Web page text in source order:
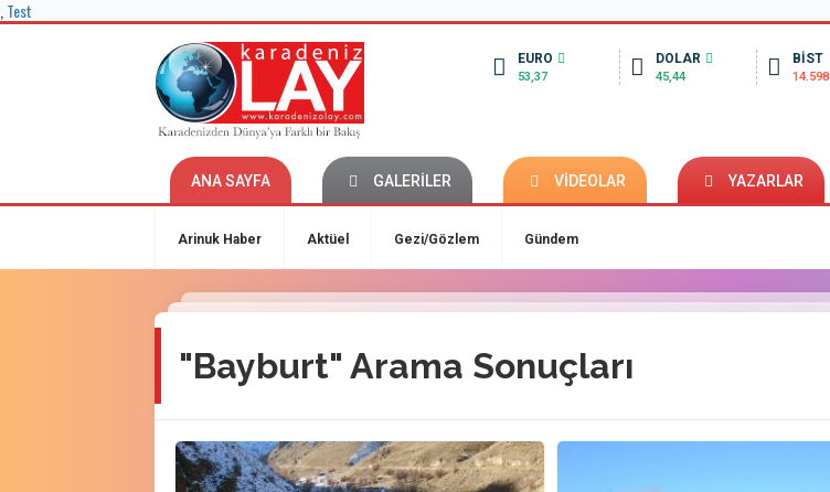
Test
EURO
53,37
DOLAR
45,44
BİST
14.598
ANA SAYFA GALERİLER VİDEOLAR YAZARLAR
Arinuk Haber Aktüel Gezi/Gözlem Gündem
"Bayburt" Arama Sonuçları